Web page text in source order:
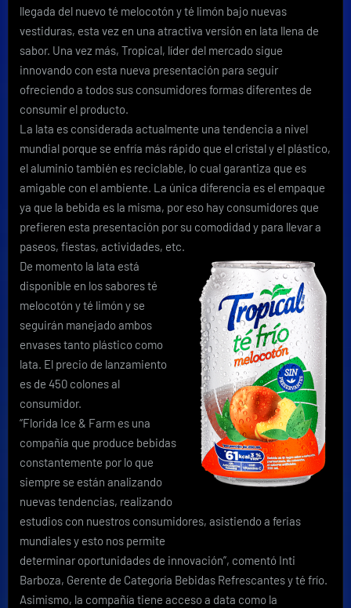
con
de
producto
en
lata
llegada del nuevo té melocotón y té limón bajo nuevas
vestiduras, esta vez en una atractiva versión en lata llena de
sabor. Una vez más, Tropical, líder del mercado sigue
innovando con esta nueva presentación para seguir
ofreciendo a todos sus consumidores formas diferentes de
consumir el producto.
La lata es considerada actualmente una tendencia a nivel
mundial porque se enfría más rápido que el cristal y el plástico,
el aluminio también es reciclable, lo cual garantiza que es
amigable con el ambiente. La única diferencia es el empaque
ya que la bebida es la misma, por eso hay consumidores que
prefieren esta presentación por su comodidad y para llevar a
paseos, fiestas, actividades, etc.
De momento la lata está
disponible en los sabores té
melocotón y té limón y se
seguirán manejado ambos
envases tanto plástico como
lata. El precio de lanzamiento
es de 450 colones al
consumidor.
“Florida Ice & Farm es una
compañía que produce bebidas
constantemente por lo que
siempre se están analizando
nuevas tendencias, realizando
estudios con nuestros consumidores, asistiendo a ferias
mundiales y esto nos permite
determinar oportunidades de innovación”, comentó Inti
Barboza, Gerente de Categoría Bebidas Refrescantes y té frío.
Asimismo, la compañía tiene acceso a data como la